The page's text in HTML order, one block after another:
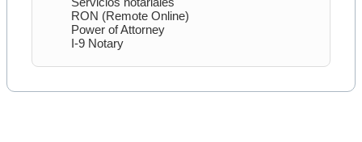
RON (Remote Online)
Power of Attorney
I-9 Notary